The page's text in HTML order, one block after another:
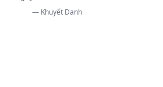
— Khuyết Danh